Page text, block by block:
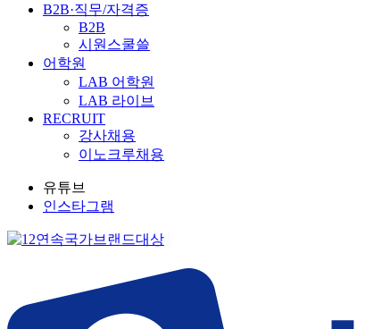
B2B·직무/자격증
B2B
시원스쿨쓸
어학원
LAB 어학원
LAB 라이브
RECRUIT
강사채용
이노크루채용
유튜브
인스타그램